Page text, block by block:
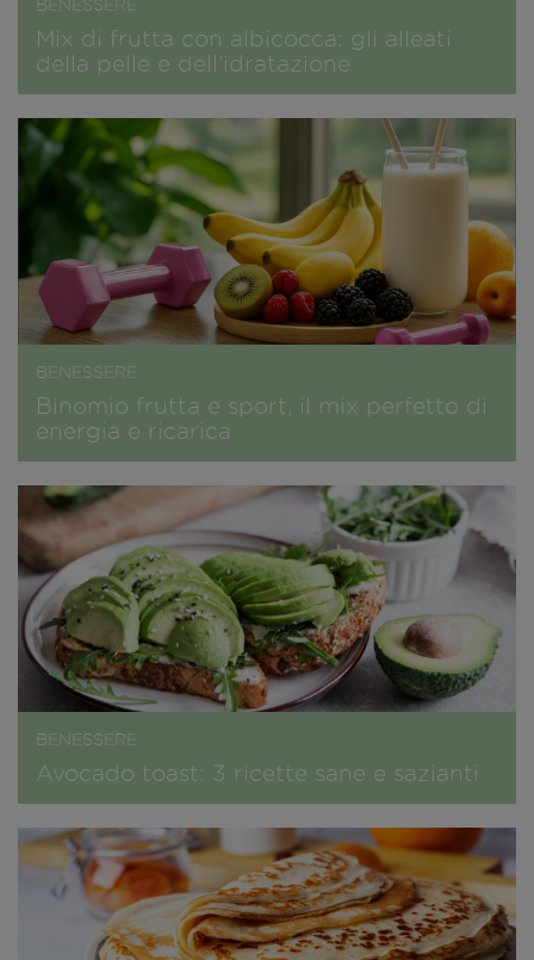
BENESSERE
Mix di frutta con albicocca: gli alleati
della pelle e dell’idratazione
BENESSERE
Binomio frutta e sport, il mix perfetto di
energia e ricarica
BENESSERE
Avocado toast: 3 ricette sane e sazianti